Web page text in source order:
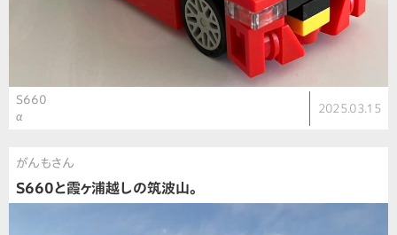
S660
α
2025.03.15
がんもさん
S660と霞ヶ浦越しの筑波山。